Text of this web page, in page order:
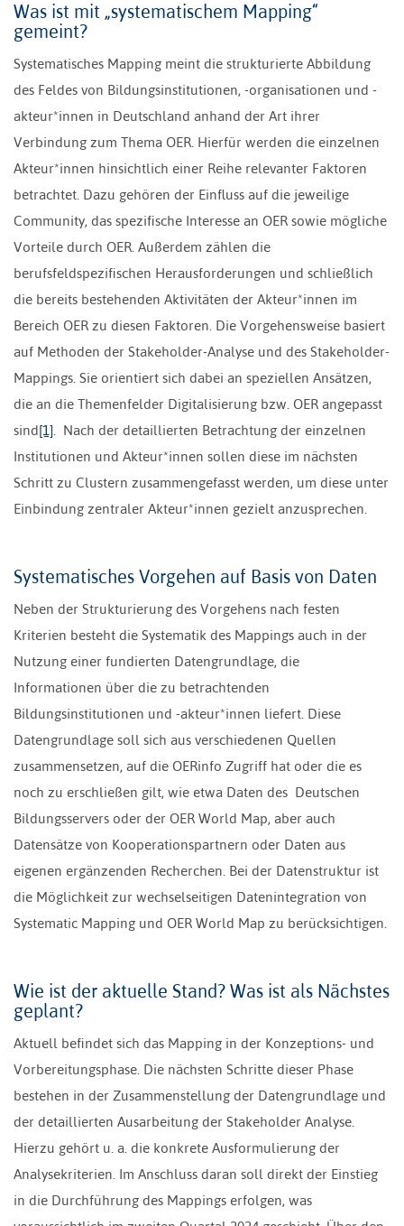
Was ist mit „systematischem Mapping“
gemeint?
Systematisches Mapping meint die strukturierte Abbildung
des Feldes von Bildungsinstitutionen, -organisationen und -
akteur*innen in Deutschland anhand der Art ihrer
Verbindung zum Thema OER. Hierfür werden die einzelnen
Akteur*innen hinsichtlich einer Reihe relevanter Faktoren
betrachtet. Dazu gehören der Einfluss auf die jeweilige
Community, das spezifische Interesse an OER sowie mögliche
Vorteile durch OER. Außerdem zählen die
berufsfeldspezifischen Herausforderungen und schließlich
die bereits bestehenden Aktivitäten der Akteur*innen im
Bereich OER zu diesen Faktoren. Die Vorgehensweise basiert
auf Methoden der Stakeholder-Analyse und des Stakeholder-
Mappings. Sie orientiert sich dabei an speziellen Ansätzen,
die an die Themenfelder Digitalisierung bzw. OER angepasst
sind[1] . Nach der detaillierten Betrachtung der einzelnen
Institutionen und Akteur*innen sollen diese im nächsten
Schritt zu Clustern zusammengefasst werden, um diese unter
Einbindung zentraler Akteur*innen gezielt anzusprechen.
Systematisches Vorgehen auf Basis von Daten
Neben der Strukturierung des Vorgehens nach festen
Kriterien besteht die Systematik des Mappings auch in der
Nutzung einer fundierten Datengrundlage, die
Informationen über die zu betrachtenden
Bildungsinstitutionen und -akteur*innen liefert. Diese
Datengrundlage soll sich aus verschiedenen Quellen
zusammensetzen, auf die OERinfo Zugriff hat oder die es
noch zu erschließen gilt, wie etwa Daten des Deutschen
Bildungsservers oder der OER World Map, aber auch
Datensätze von Kooperationspartnern oder Daten aus
eigenen ergänzenden Recherchen. Bei der Datenstruktur ist
die Möglichkeit zur wechselseitigen Datenintegration von
Systematic Mapping und OER World Map zu berücksichtigen.
Wie ist der aktuelle Stand? Was ist als Nächstes
geplant?
Aktuell befindet sich das Mapping in der Konzeptions- und
Vorbereitungsphase. Die nächsten Schritte dieser Phase
bestehen in der Zusammenstellung der Datengrundlage und
der detaillierten Ausarbeitung der Stakeholder Analyse.
Hierzu gehört u. a. die konkrete Ausformulierung der
Analysekriterien. Im Anschluss daran soll direkt der Einstieg
in die Durchführung des Mappings erfolgen, was